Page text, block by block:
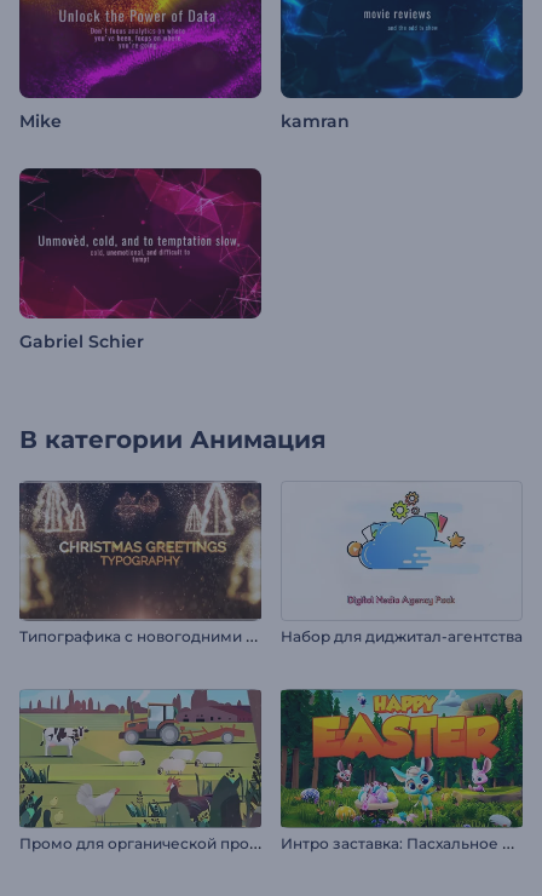
Mike kamran
Gabriel Schier
В категории Анимация
Т
ипографика с новогодними поздравлениями Набор для диджитал-агентства
П
ромо для органической продукции И
нтро заставка: Пасхальное приключение